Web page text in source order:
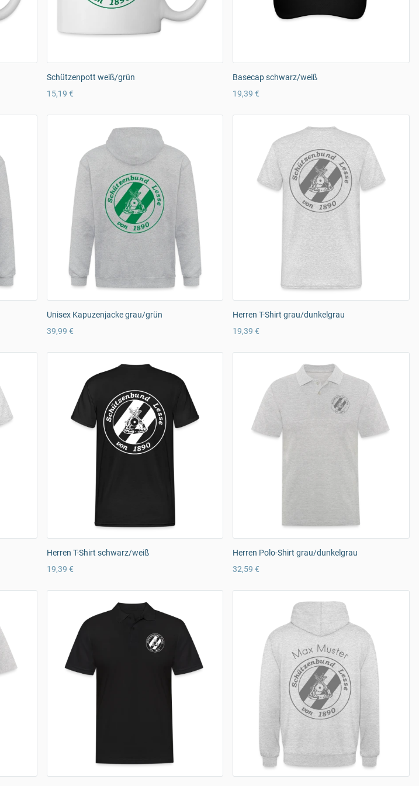
Schützenpott weiß/grün
15,19 €
Basecap schwarz/weiß
19,39 €
Unisex Kapuzenjacke grau/grün
39,99 €
Herren T-Shirt grau/dunkelgrau
19,39 €
Herren T-Shirt schwarz/weiß
19,39 €
Herren Polo-Shirt grau/dunkelgrau
32,59 €